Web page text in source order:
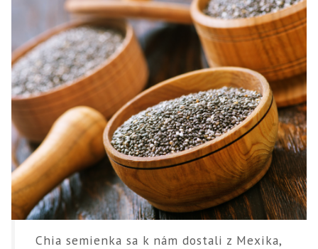
Chia semienka sa k nám dostali z Mexika,